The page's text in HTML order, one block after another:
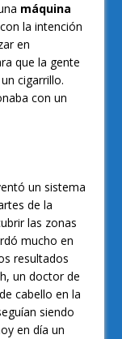
máquina
la intención
en
que la gente
cigarrillo.
con un
un sistema
de la
las zonas
mucho en
resultados
un doctor de
cabello en la
siendo
en día un